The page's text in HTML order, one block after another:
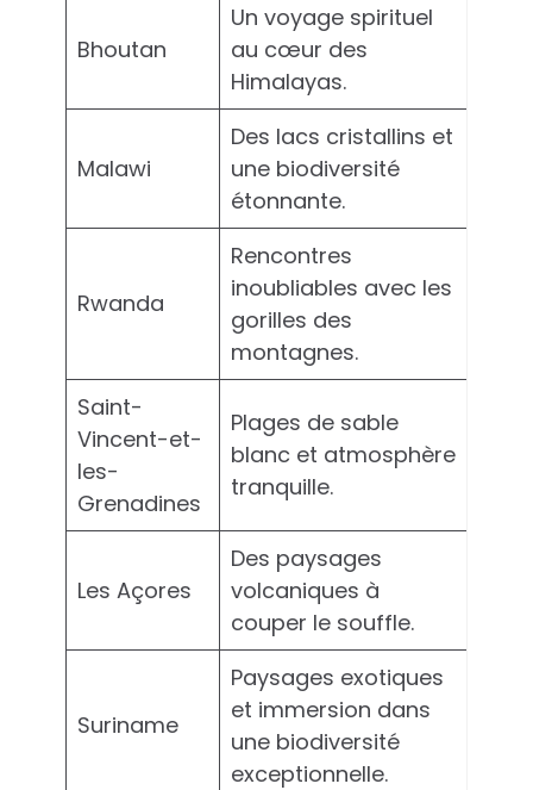
Bhoutan
Un voyage spirituel
au cœur des
Himalayas.
Malawi
Des lacs cristallins et
une biodiversité
étonnante.
Rwanda
Rencontres
inoubliables avec les
gorilles des
montagnes.
Saint-
Vincent-et-
les-
Grenadines
Plages de sable
blanc et atmosphère
tranquille.
Les Açores
Des paysages
volcaniques à
couper le souffle.
Suriname
Paysages exotiques
et immersion dans
une biodiversité
exceptionnelle.